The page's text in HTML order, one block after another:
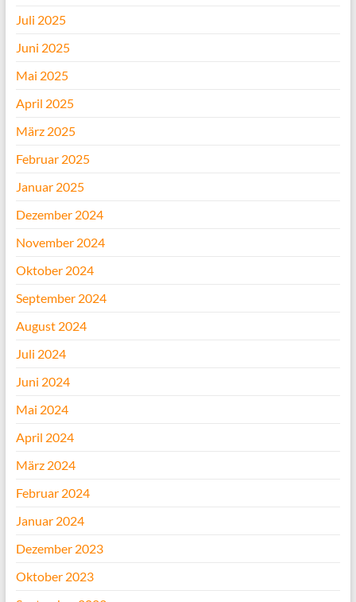
Juli 2025
Juni 2025
Mai 2025
April 2025
März 2025
Februar 2025
Januar 2025
Dezember 2024
November 2024
Oktober 2024
September 2024
August 2024
Juli 2024
Juni 2024
Mai 2024
April 2024
März 2024
Februar 2024
Januar 2024
Dezember 2023
Oktober 2023